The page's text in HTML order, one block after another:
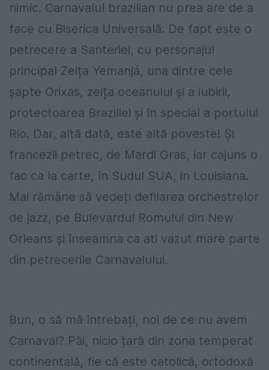
nimic. Carnavalul brazilian nu prea are de a
face cu Biserica Universală. De fapt este o
petrecere a Santeriei, cu personajul
principal Zeița Yemanjá, una dintre cele
șapte Orixas, zeița oceanului și a iubirii,
protectoarea Braziliei și în special a portului
Rio. Dar, altă dată, este altă poveste! Și
francezii petrec, de Mardi Gras, iar cajuns o
fac ca la carte, în Sudul SUA, in Louisiana.
Mai rămâne să vedeți defilarea orchestrelor
de jazz, pe Bulevardul Romului din New
Orleans și înseamna ca ati vazut mare parte
din petrecerile Carnavalului.
Bun, o să mă întrebați, noi de ce nu avem
Carnaval? Păi, nicio țară din zona temperat
continentală, fie că este catolică, ortodoxă